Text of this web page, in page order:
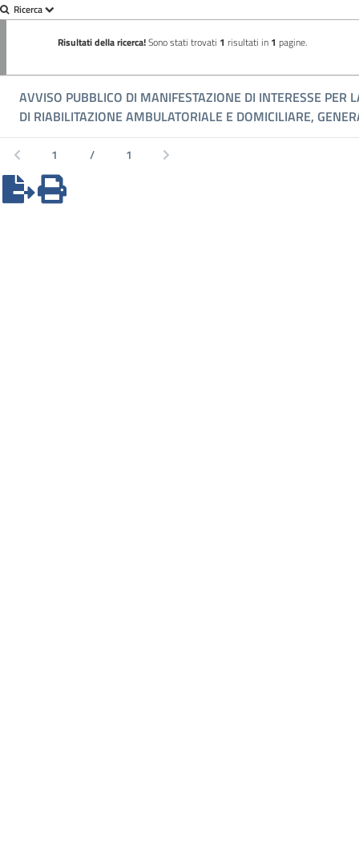
Ricerca
Risultati della ricerca!Sono stati trovati 1 risultati in 1 pagine.
AVVISO PUBBLICO DI MANIFESTAZIONE DI INTERESSE PER
DI RIABILITAZIONE AMBULATORIALE E DOMICILIARE,
Pagina precedente
1 / 1
Pagina 1 di 1 (1 risultati) Pagina successiva
Esporta in OpenFormat
Versione Stampabile